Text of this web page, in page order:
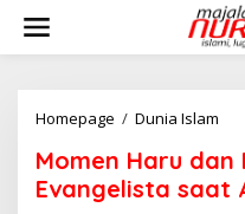
content
Homepage / Dunia Islam
dan
Momen Haru dan
Evangelista saat